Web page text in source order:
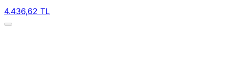
4.436,62 TL